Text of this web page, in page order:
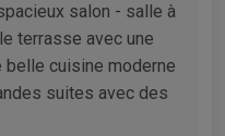
salon - salle à
terrasse avec une
belle cuisine moderne
suites avec des